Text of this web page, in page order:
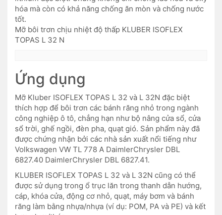
hóa mà còn có khả năng chống ăn mòn và chống nước
tốt.
Mỡ bôi trơn chịu nhiệt độ thấp KLUBER ISOFLEX
TOPAS L 32 N
Ứng dụng
Mỡ Kluber ISOFLEX TOPAS L 32 và L 32N đặc biệt
thích hợp để bôi trơn các bánh răng nhỏ trong ngành
công nghiệp ô tô, chẳng hạn như bộ nâng cửa sổ, cửa
sổ trời, ghế ngồi, đèn pha, quạt gió. Sản phẩm này đã
được chứng nhận bởi các nhà sản xuất nổi tiếng như
Volkswagen VW TL 778 A DaimlerChrysler DBL
6827.40 DaimlerChrysler DBL 6827.41.
KLUBER ISOFLEX TOPAS L 32 và L 32N cũng có thể
được sử dụng trong ổ trục lăn trong thanh dẫn hướng,
cáp, khóa cửa, động cơ nhỏ, quạt, máy bơm và bánh
răng làm bằng nhựa/nhựa (ví dụ: POM, PA và PE) và kết